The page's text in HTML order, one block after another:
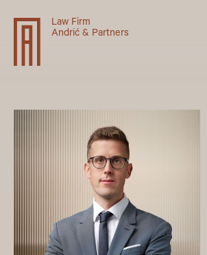
Law Firm
Andrić & Partners